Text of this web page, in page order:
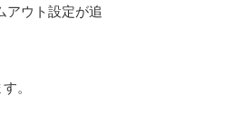
アウト設定が追
。